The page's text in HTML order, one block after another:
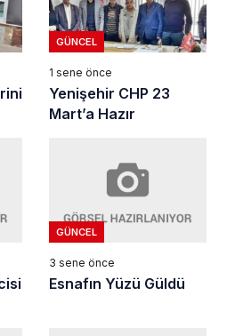
GÜNCEL
1 sene önce
Yenişehir CHP 23
Mart’a Hazır
GÜNCEL
3 sene önce
Esnafın Yüzü Güldü